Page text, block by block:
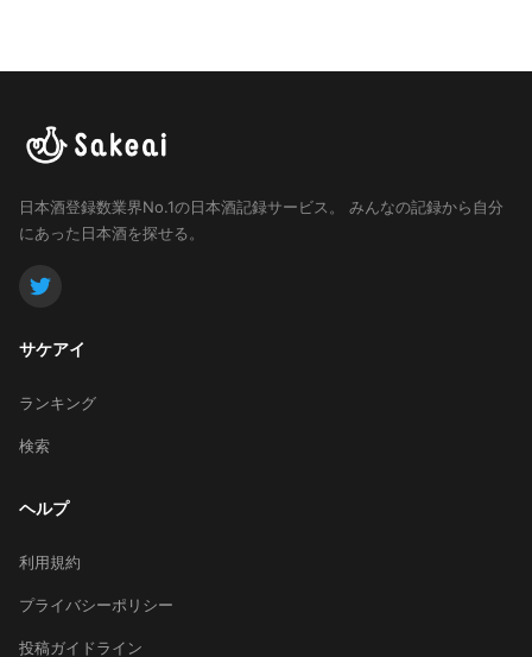
日本酒登録数業界No.1の日本酒記録サービス。
みんなの記録から自分
にあった日本酒を探せる。
サケアイ
ランキング
検索
ヘルプ
利用規約
プライバシーポリシー
投稿ガイドライン